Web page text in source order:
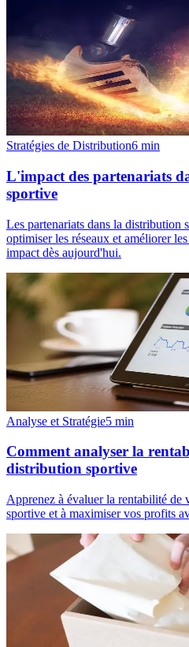
Stratégies de Distribution6 min
L'impact des partenariats
sportive
Les partenariats dans la distribution
optimiser les réseaux et améliorer
impact dès aujourd'hui.
Analyse et Stratégie5 min
Comment analyser la
distribution sportive
Apprenez à évaluer la rentabilité de
sportive et à maximiser vos profits